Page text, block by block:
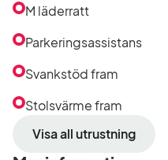
M läderratt
Parkeringsassistans
Svankstöd fram
Stolsvärme fram
Visa all utrustning